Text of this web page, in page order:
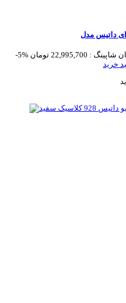
-5% شاپینگ : 22,995,700 تومان
خرید